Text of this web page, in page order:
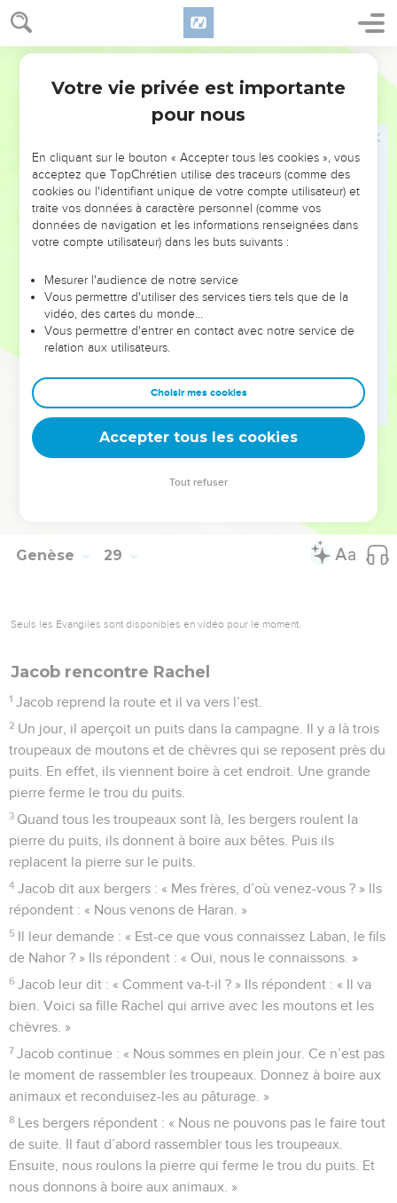
Genèse 28
te ferai revenir dans ce pays. Non, je ne t’abandonnerai
jamais. Je ferai tout ce que je t’ai promis. »
et je ne le savais pas ! »
Jacob a peur et il ajoute : « Cet endroit me fait peur. C’est
Jacob se lève tôt le matin. Il prend la pierre qui était sous
sa tête. Il la met debout. Il verse de l’huile dessus, pour en
faire une pierre sacrée.
Jacob appelle cet endroit Béthel, c’est-à-dire « Maison de
Dieu ». Avant, on l’appelait Louz.
Puis Jacob fait ce vœu : « Si le SEIGNEUR est avec moi, s’il
me protège pendant mon voyage, s’il me donne de la
nourriture à manger et des vêtements pour me couvrir,
si je reviens en bonne santé dans ma famille, alors le
Cette pierre que j’ai dressée et consacrée sera une
maison de Dieu. Et je lui donnerai le dixième de tout ce qu’il
me donnera. »
© Société biblique française – Bibli’O, 2000, avec autorisation. Pour vous procurer
Genèse 29
Seuls les Évangiles sont disponibles en vidéo pour le moment.
Jacob rencontre Rachel
1 Jacob reprend la route et il va vers l’est.
2 Un jour, il aperçoit un puits dans la campagne. Il y a là trois
troupeaux de moutons et de chèvres qui se reposent près du
puits. En effet, ils viennent boire à cet endroit. Une grande
pierre ferme le trou du puits.
3 Quand tous les troupeaux sont là, les bergers roulent la
pierre du puits, ils donnent à boire aux bêtes. Puis ils
replacent la pierre sur le puits.
4 Jacob dit aux bergers : « Mes frères, d’où venez-vous ? » Ils
répondent : « Nous venons de Haran. »
5 Il leur demande : « Est-ce que vous connaissez Laban, le fils
de Nahor ? » Ils répondent : « Oui, nous le connaissons. »
6 Jacob leur dit : « Comment va-t-il ? » Ils répondent : « Il va
bien. Voici sa fille Rachel qui arrive avec les moutons et les
chèvres. »
7 Jacob continue : « Nous sommes en plein jour. Ce n’est pas
le moment de rassembler les troupeaux. Donnez à boire aux
animaux et reconduisez-les au pâturage. »
8 Les bergers répondent : « Nous ne pouvons pas le faire tout
de suite. Il faut d’abord rassembler tous les troupeaux.
Ensuite, nous roulons la pierre qui ferme le trou du puits. Et
nous donnons à boire aux animaux. »
Votre vie privée est importante
pour nous
En cliquant sur le bouton « Accepter tous les cookies », vous
acceptez que TopChrétien utilise des traceurs (comme des
cookies ou l'identifiant unique de votre compte utilisateur) et
traite vos données à caractère personnel (comme vos
données de navigation et les informations renseignées dans
votre compte utilisateur) dans les buts suivants :
Mesurer l'audience de notre service
Vous permettre d'utiliser des services tiers tels que de la
vidéo, des cartes du monde…
Vous permettre d'entrer en contact avec notre service de
relation aux utilisateurs.
Choisir mes cookies
Accepter tous les cookies
Tout refuser